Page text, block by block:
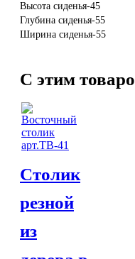
Фонари
Абажуры
Столы и
Консоли
Ширмы
Высота сиденья-45
Глубина сиденья-55
Ширина сиденья-55
C этим
Столик
резной
из